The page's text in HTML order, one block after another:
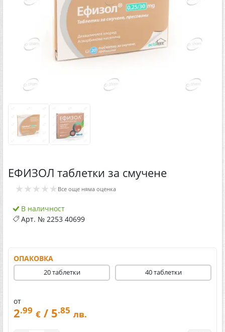
ЕФИЗОЛ таблетки за смучене
★★★★★ Все още няма оценка
В наличност
Арт. № 2253 40699
ОПАКОВКА
20 таблетки 40 таблетки
от
2.99 € / 5.85 лв.